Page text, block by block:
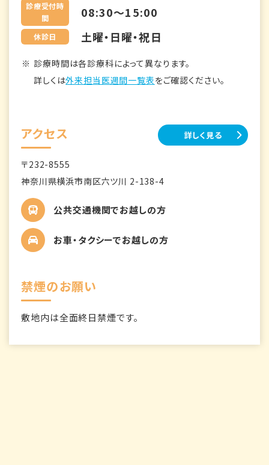
診療受付時
間
08:30～15:00
休診日 土曜・日曜・祝日
診療時間は各診療科によって異なります。
詳しくは外来担当医週間一覧表をご確認ください。
アクセス 詳しく見る
〒232-8555
神奈川県横浜市南区六ツ川 2-138-4
公共交通機関でお越しの方
お車・タクシーでお越しの方
禁煙のお願い
敷地内は全面終日禁煙です。